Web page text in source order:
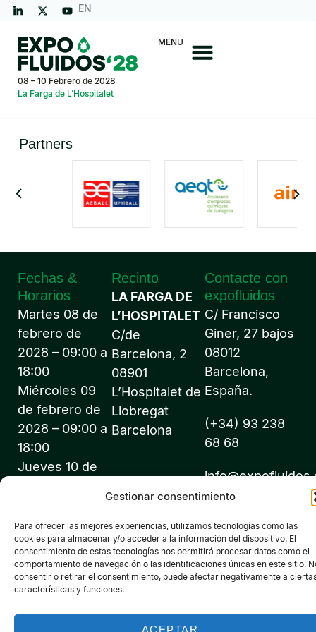
Gestionar consentimiento
Para ofrecer las mejores experiencias, utilizamos tecnologías como las
cookies para almacenar y/o acceder a la información del dispositivo. El
consentimiento de estas tecnologías nos permitirá procesar datos como el
comportamiento de navegación o las identificaciones únicas en este sitio.
consentir o retirar el consentimiento, puede afectar negativamente a
características y funciones.
ACEPTAR
EN
08 – 10 Febrero de 2028
La Farga de L’Hospitalet
MENU
Partners
Fechas &
Horarios
Martes 08 de
febrero de
2028 – 09:00 a
18:00
Miércoles 09
de febrero de
2028 – 09:00 a
18:00
Jueves 10 de
2028 – 09:00 a
18:00
Recinto
LA FARGA DE
L’HOSPITALET
C/de
Barcelona, 2
08901
L’Hospitalet de
Llobregat
Barcelona
Contacte con
expofluidos
C/ Francisco
Giner, 27 bajos
08012
Barcelona,
España.
(+34) 93 238
68 68
Organiza: PROFEI SL – NIF: B60035490 – Registro Mercantil: